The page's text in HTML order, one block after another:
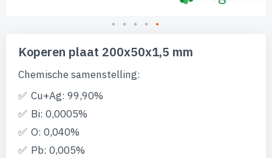
naar
begin
afbeeldingen-
gallerij
Koperen plaat 200x50x1,5 mm
Chemische samenstelling:
Cu+Ag: 99,90%
Bi: 0,0005%
O: 0,040%
Pb: 0,005%